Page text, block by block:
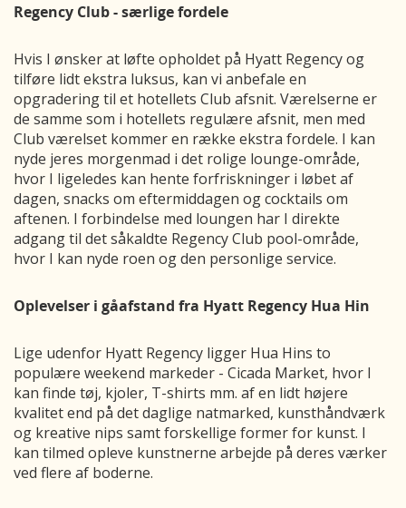
Regency Club - særlige fordele
Hvis I ønsker at løfte opholdet på Hyatt Regency og
tilføre lidt ekstra luksus, kan vi anbefale en
opgradering til et hotellets Club afsnit. Værelserne er
de samme som i hotellets regulære afsnit, men med
Club værelset kommer en række ekstra fordele. I kan
nyde jeres morgenmad i det rolige lounge-område,
hvor I ligeledes kan hente forfriskninger i løbet af
dagen, snacks om eftermiddagen og cocktails om
aftenen. I forbindelse med loungen har I direkte
adgang til det såkaldte Regency Club pool-område,
hvor I kan nyde roen og den personlige service.
Oplevelser i gåafstand fra Hyatt Regency Hua Hin
Lige udenfor Hyatt Regency ligger Hua Hins to
populære weekend markeder - Cicada Market, hvor I
kan finde tøj, kjoler, T-shirts mm. af en lidt højere
kvalitet end på det daglige natmarked, kunsthåndværk
og kreative nips samt forskellige former for kunst. I
kan tilmed opleve kunstnerne arbejde på deres værker
ved flere af boderne.